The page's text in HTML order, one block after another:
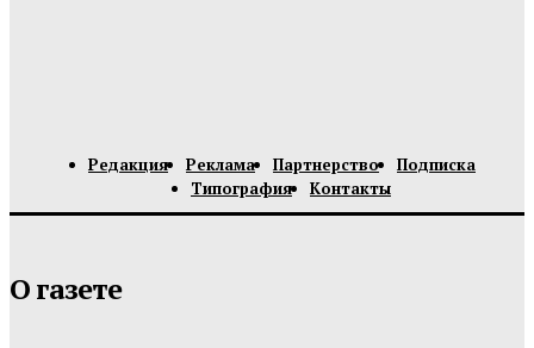
Редакция Реклама Партнерство
Подписка
Типография
Контакты
О газете